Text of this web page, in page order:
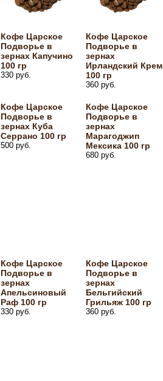
Кофе Царское
Подворье в
зернах Капучино
100 гр
330 руб.
Кофе Царское
Подворье в
зернах
Ирландский Крем
100 гр
360 руб.
Кофе Царское
Подворье в
зернах Куба
Серрано 100 гр
500 руб.
Кофе Царское
Подворье в
зернах
Марагоджип
Мексика 100 гр
680 руб.
Кофе Царское
Подворье в
зернах
Апельсиновый
Раф 100 гр
330 руб.
Кофе Царское
Подворье в
зернах
Бельгийский
Грильяж 100 гр
360 руб.